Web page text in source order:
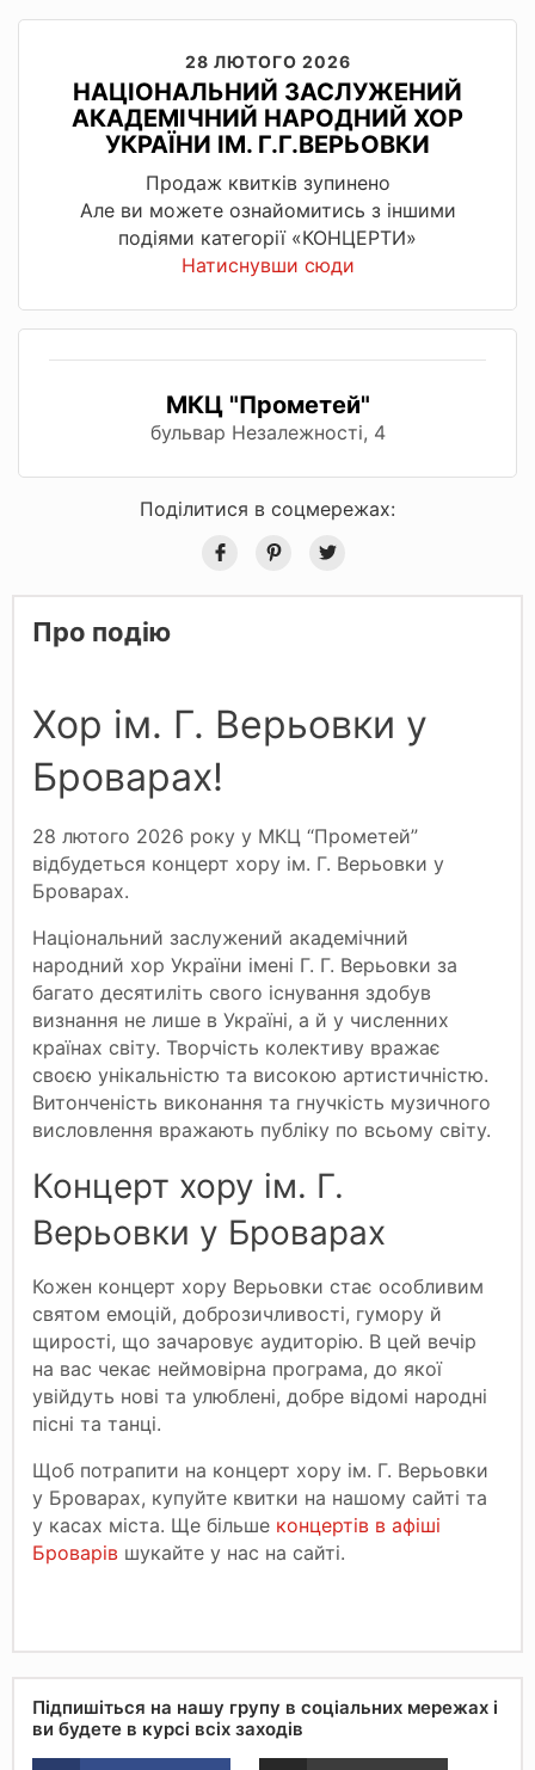
28 ЛЮТОГО 2026
НАЦІОНАЛЬНИЙ ЗАСЛУЖЕНИЙ
АКАДЕМІЧНИЙ НАРОДНИЙ ХОР
УКРАЇНИ ІМ. Г.Г.ВЕРЬОВКИ
Продаж квитків зупинено
Але ви можете ознайомитись з іншими
подіями категорії «КОНЦЕРТИ»
Натиснувши сюди
МКЦ "Прометей"
бульвар Незалежності, 4
Поділитися в соцмережах:
Про подію
Хор ім. Г. Верьовки у
Броварах!
28 лютого 2026 року у МКЦ “Прометей”
відбудеться концерт хору ім. Г. Верьовки у
Броварах.
Національний заслужений академічний
народний хор України імені Г. Г. Верьовки за
багато десятиліть свого існування здобув
визнання не лише в Україні, а й у численних
країнах світу. Творчість колективу вражає
своєю унікальністю та високою артистичністю.
Витонченість виконання та гнучкість музичного
висловлення вражають публіку по всьому світу.
Концерт хору ім. Г.
Верьовки у Броварах
Кожен концерт хору Верьовки стає особливим
святом емоцій, доброзичливості, гумору й
щирості, що зачаровує аудиторію. В цей вечір
на вас чекає неймовірна програма, до якої
увійдуть нові та улюблені, добре відомі народні
пісні та танці.
Щоб потрапити на концерт хору ім. Г. Верьовки
у Броварах, купуйте квитки на нашому сайті та
у касах міста. Ще більше концертів в афіші
Броварів шукайте у нас на сайті.
Підпишіться на нашу групу в соціальних мережах і
ви будете в курсі всіх заходів